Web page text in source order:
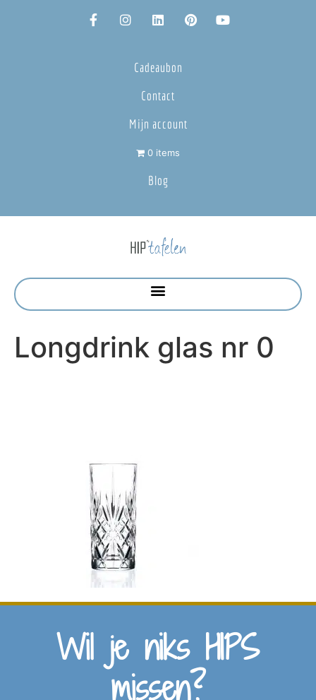
Cadeaubon
Contact
Mijn account
0 items
Blog
Longdrink glas nr 0
Wil je niks HIPS
missen?